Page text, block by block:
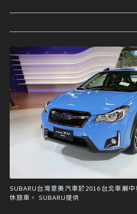
SUBARU台灣意美汽車於2016台北車展中
休旅車。 SUBARU提供